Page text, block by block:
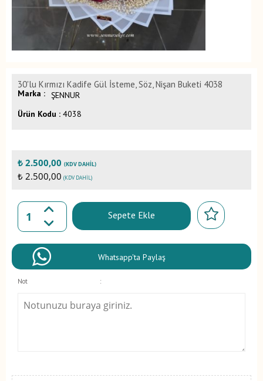
30'lu Kırmızı Kadife Gül İsteme, Söz, Nişan Buketi 4038
Marka : ŞENNUR
Ürün Kodu : 4038
₺ 2.500,00 (KDV DAHIL)
₺ 2.500,00 (KDV DAHIL)
Sepete Ekle
Whatsapp'ta Paylaş
Not :